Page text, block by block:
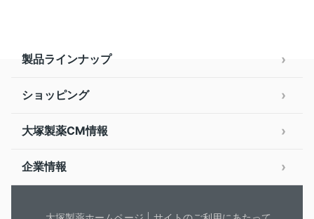
製品ラインナップ
ショッピング
大塚製薬CM情報
企業情報